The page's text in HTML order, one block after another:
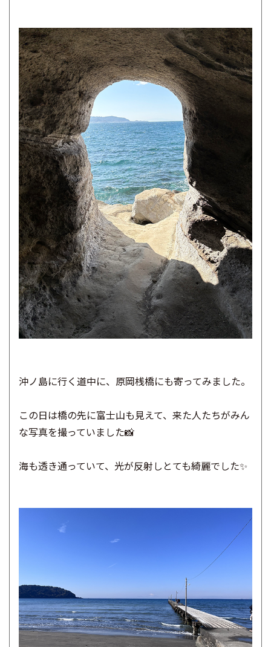
沖ノ島に行く道中に、原岡桟橋にも寄ってみました。
この日は橋の先に富士山も見えて、来た人たちがみん
な写真を撮っていました📸
海も透き通っていて、光が反射しとても綺麗でした✨